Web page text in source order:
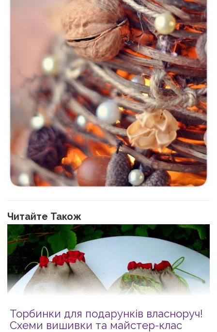
Читайте Також
Торбинки для подарунків власноруч!
Схеми вишивки та майстер-клас